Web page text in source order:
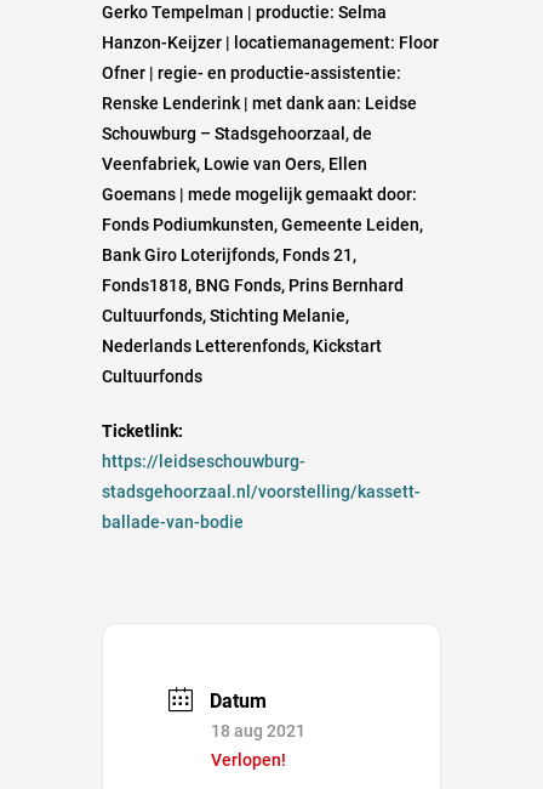
Gerko Tempelman | productie: Selma
Hanzon-Keijzer | locatiemanagement: Floor
Ofner | regie- en productie-assistentie:
Renske Lenderink | met dank aan: Leidse
Schouwburg – Stadsgehoorzaal, de
Veenfabriek, Lowie van Oers, Ellen
Goemans | mede mogelijk gemaakt door:
Fonds Podiumkunsten, Gemeente Leiden,
Bank Giro Loterijfonds, Fonds 21,
Fonds1818, BNG Fonds, Prins Bernhard
Cultuurfonds, Stichting Melanie,
Nederlands Letterenfonds, Kickstart
Cultuurfonds
Ticketlink:
https://leidseschouwburg-
stadsgehoorzaal.nl/voorstelling/kassett-
ballade-van-bodie
Datum
18 aug 2021
Verlopen!